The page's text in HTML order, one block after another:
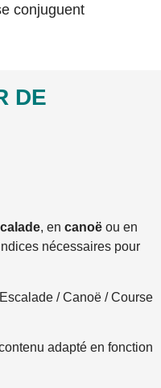
conjuguent
DE
, en canoë ou en
nécessaires pour
/ Canoë / Course
adapté en fonction